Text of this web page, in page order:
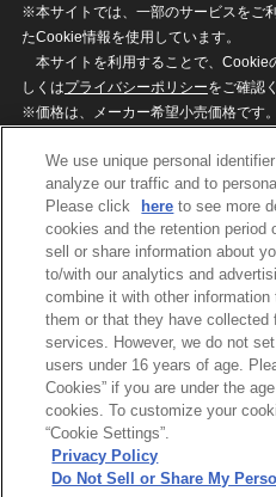
※本サイトでは、一部のサービスをご
たCookie情報を使用しています。
本サイトを利用することで、Cookie
しくはプライバシーポリシーをご確認
※価格は、メーカー希望小売価格です。
ざいますのでご了承ください。
privacypolicy
ウェブサイトご利用条件
個人情報保護方針
©BANDAI
コピーライ
We use unique personal
analyze our traffic and to
Please click
here to see more
cookies and the retention period
sell or share information about
to/with our analytics and
combine it with other
them or that they have collected
services. However, we do not
users under 16 years of age.
Cookies” if you are under the
cookies. To customize your
“Cookie Settings”.
Privacy Policy
Do Not Sell or Share My